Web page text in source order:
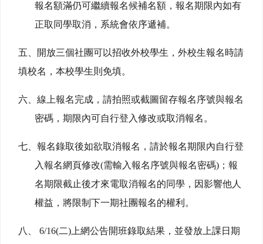
報名額滿仍可繼續報名候補名額，報名期限內如有
正取同學取消，系統會依序遞補。
五、開放三個社團可以招收外校學生，外校生報名時請
填校名，本校學生則免填。
六、線上報名完成，請拍照或截圖留存報名序號與報名
密碼，期限內可自行登入修改或取消報名。
七、報名錄取後如欲取消報名，請於報名期限內自行登
入報名網頁修改(需輸入報名序號與報名密碼)；報
名期限截止後才來電取消報名的同學，因影響他人
權益，將限制下一期社團報名的權利。
八、 6/16(二)上網公告開班錄取結果，並發放上課日期